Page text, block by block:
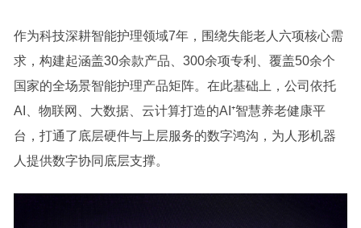
作为科技深耕智能护理领域7年，围绕失能老人六项核心需
求，构建起涵盖30余款产品、300余项专利、覆盖50余个
国家的全场景智能护理产品矩阵。在此基础上，公司依托
AI、物联网、大数据、云计算打造的AI⁺智慧养老健康平
台，打通了底层硬件与上层服务的数字鸿沟，为人形机器
人提供数字协同底层支撑。